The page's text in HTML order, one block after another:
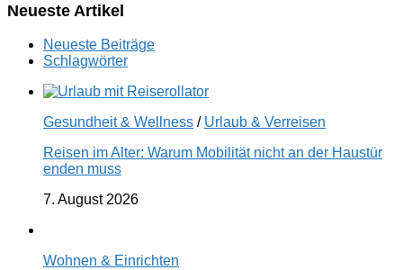
Neueste Artikel
Neueste Beiträge
Schlagwörter
Gesundheit & Wellness / Urlaub & Verreisen
Reisen im Alter: Warum Mobilität nicht an der Haustür
enden muss
7. August 2026
Wohnen & Einrichten